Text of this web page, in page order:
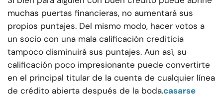
muchas puertas financieras, no aumentará sus
propios puntajes. Del mismo modo, hacer votos a
un socio con una mala calificación crediticia
tampoco disminuirá sus puntajes. Aun así, su
calificación poco impresionante puede convertirte
en el principal titular de la cuenta de cualquier línea
de crédito abierta después de la boda.casarse